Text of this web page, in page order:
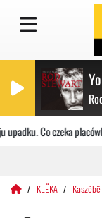
Co czeka
KLËKA Kaszëbë